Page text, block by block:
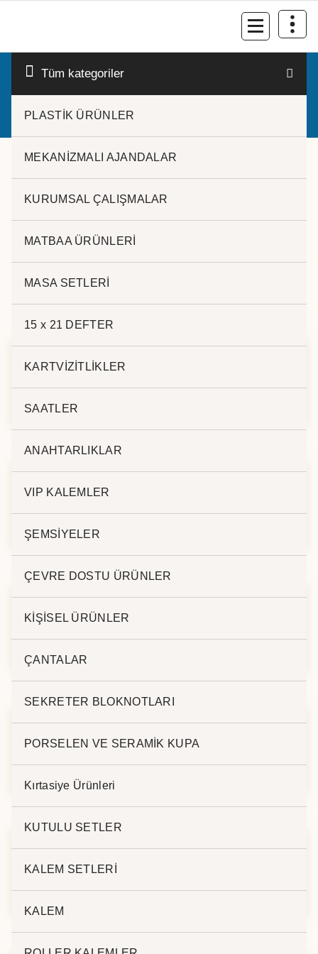
Tüm kategoriler
PLASTİK ÜRÜNLER
MEKANİZMALI AJANDALAR
KURUMSAL ÇALIŞMALAR
MATBAA ÜRÜNLERİ
MASA SETLERİ
15 x 21 DEFTER
KARTVİZİTLİKLER
SAATLER
ANAHTARLIKLAR
VIP KALEMLER
ŞEMSİYELER
ÇEVRE DOSTU ÜRÜNLER
KİŞİSEL ÜRÜNLER
ÇANTALAR
SEKRETER BLOKNOTLARI
PORSELEN VE SERAMİK KUPA
Kırtasiye Ürünleri
KUTULU SETLER
KALEM SETLERİ
KALEM
roller kalem
L. ROLLER KALEM
17235
17309
L. ROLLER KALEM
17090
L. ROLLER KALEM
17000
L. ROLLER KALEM
17550
17380